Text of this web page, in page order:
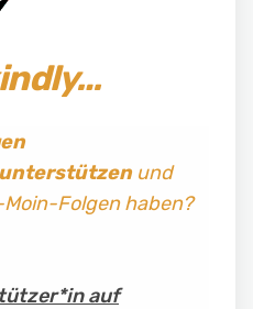
unterstützenund
Folgen haben?
auf